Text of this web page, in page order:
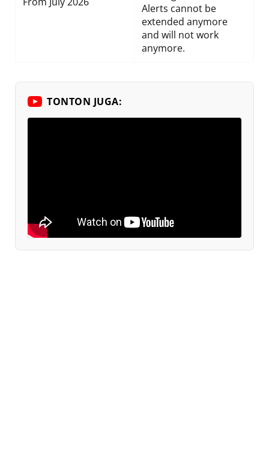
Alerts cannot be
extended anymore
and will not work
anymore.
TONTON JUGA: